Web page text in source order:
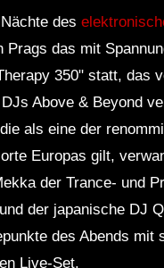
des
Prags das mit
350" statt, das
Above & Beyond
als eine der
Europas gilt,
der Trance- und
der japanische DJ
des Abends mit
Live-Set.